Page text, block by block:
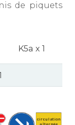
de piquets
K5a x 1